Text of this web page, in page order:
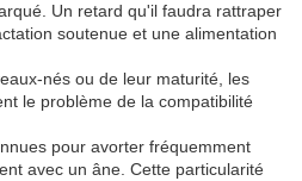
Un retard qu'il faudra rattraper
soutenue et une alimentation
nés ou de leur maturité, les
le problème de la compatibilité
pour avorter fréquemment
avec un âne. Cette particularité